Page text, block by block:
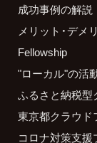
成功事例の解説
メリット・デメ
Fellowship
"ローカル"の活
ふるさと納税型
東京都クラウド
コロナ対策支